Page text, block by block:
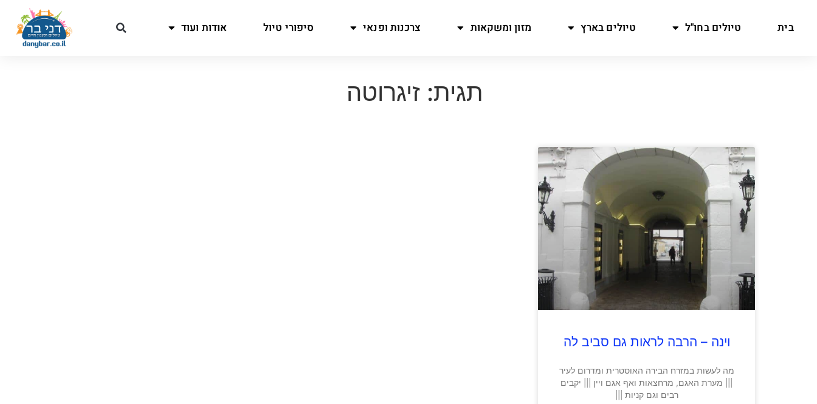
בית טיולים בחו"ל טיולים בארץ מזון ומשקאות צרכנות ופנאי סיפורי טיול אודות ועוד
תגית: זיגרוטה
וינה – הרבה לראות גם סביב לה
מה לעשות במזרח הבירה האוסטרית ומדרום לעיר
||| מערת האגם, מרחצאות ואף אגם ויין ||| יקבים
רבים וגם קניות |||